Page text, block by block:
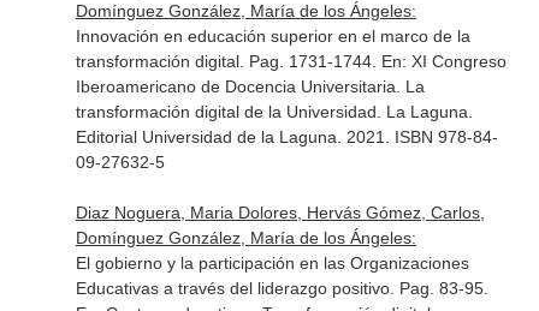
Domínguez González, María de los Ángeles:
Innovación en educación superior en el marco de la
transformación digital. Pag. 1731-1744. En: XI Congreso
Iberoamericano de Docencia Universitaria. La
transformación digital de la Universidad . La Laguna.
Editorial Universidad de la Laguna. 2021. ISBN 978-84-
09-27632-5
Diaz Noguera, Maria Dolores, Hervás Gómez, Carlos,
Domínguez González, María de los Ángeles:
El gobierno y la participación en las Organizaciones
Educativas a través del liderazgo positivo. Pag. 83-95.